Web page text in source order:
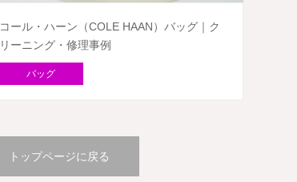
コール・ハーン（COLE HAAN）バッグ｜ク
リーニング・修理事例
バッグ
トップページに戻る